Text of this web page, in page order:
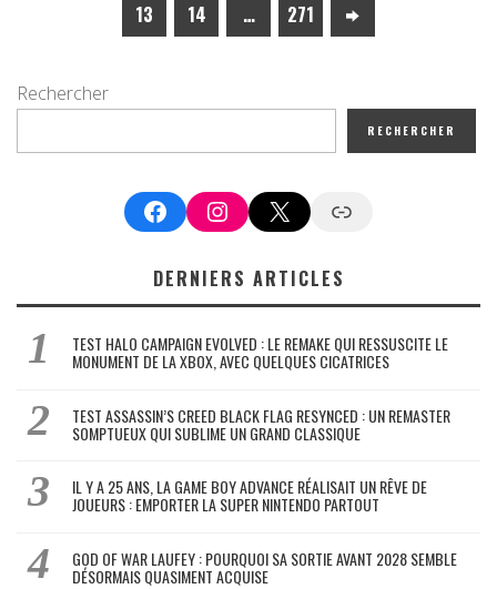
13
14 … 271
Rechercher
RECHERCHER
FacebookInstagram
X Google News
DERNIERS ARTICLES
TEST HALO CAMPAIGN EVOLVED : LE REMAKE QUI RESSUSCITE LE
MONUMENT DE LA XBOX, AVEC QUELQUES CICATRICES
TEST ASSASSIN’S CREED BLACK FLAG RESYNCED : UN REMASTER
SOMPTUEUX QUI SUBLIME UN GRAND CLASSIQUE
IL Y A 25 ANS, LA GAME BOY ADVANCE RÉALISAIT UN RÊVE DE
JOUEURS : EMPORTER LA SUPER NINTENDO PARTOUT
GOD OF WAR LAUFEY : POURQUOI SA SORTIE AVANT 2028 SEMBLE
DÉSORMAIS QUASIMENT ACQUISE